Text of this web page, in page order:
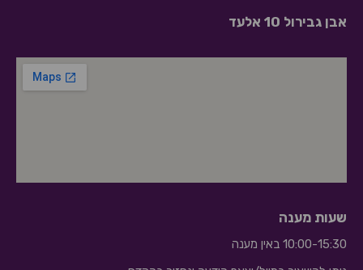
אבן גבירול 10 אלעד
שעות מענה
10:00-15:30 באין מענה